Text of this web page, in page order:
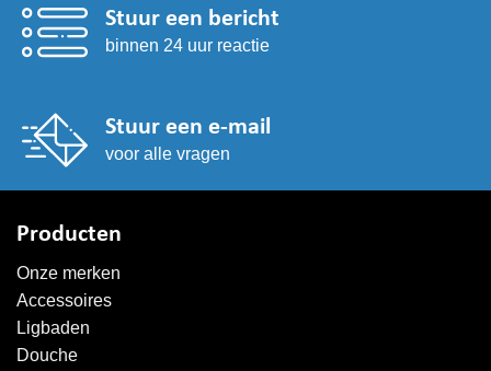
Stuur een bericht
binnen 24 uur reactie
Stuur een e-mail
voor alle vragen
Producten
Onze merken
Accessoires
Ligbaden
Douche